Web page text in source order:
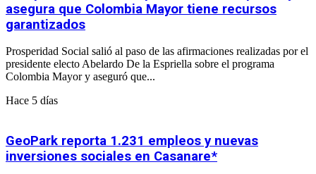
asegura que Colombia Mayor tiene recursos
garantizados
Prosperidad Social salió al paso de las afirmaciones realizadas por el
presidente electo Abelardo De la Espriella sobre el programa
Colombia Mayor y aseguró que...
Hace 5 días
GeoPark reporta 1.231 empleos y nuevas
inversiones sociales en Casanare*